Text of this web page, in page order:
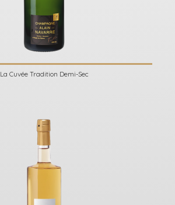
La Cuvée Tradition Demi-Sec